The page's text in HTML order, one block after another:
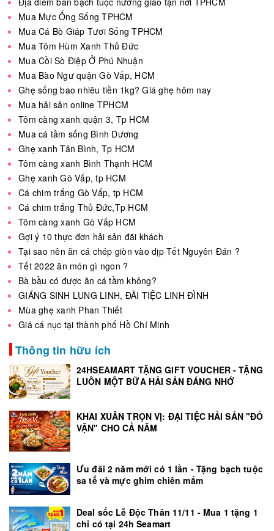
Mua Mực Ống Sống TPHCM
Mua Cá Bò Giáp Tươi Sống TPHCM
Mua Tôm Hùm Xanh Thủ Đức
Mua Cồi Sò Điệp Ở Phú Nhuận
Mua Bào Ngư quận Gò Vấp, HCM
Ghẹ sống bao nhiêu tiền 1kg? Giá ghẹ hôm nay
Mua hải sản online TPHCM
Tôm càng xanh quận 3, Tp HCM
Mua cá tầm sống Bình Dương
Ghẹ xanh Tân Bình, Tp HCM
Tôm càng xanh Bình Thạnh HCM
Ghẹ xanh Gò Vấp, tp HCM
Cá chim trắng Gò Vấp, tp HCM
Cá chim trắng Thủ Đức,Tp HCM
Tôm càng xanh Gò Vấp HCM
Gợi ý 10 thực đơn hải sản đãi khách
Tại sao nên ăn cá chép giòn vào dịp Tết Nguyên Đán ?
Tết 2022 ăn món gì ngon ?
Bà bầu có được ăn cá tầm không?
GIÁNG SINH LUNG LINH, ĐÃI TIỆC LINH ĐÌNH
Mùa ghẹ xanh Phan Thiết
Giá cá nục tại thành phố Hồ Chí Minh
Thông tin hữu ích
24HSEAMART TẶNG GIFT VOUCHER - TẶNG
LUÔN MỘT BỮA HẢI SẢN ĐÁNG NHỚ
KHAI XUÂN TRỌN VỊ: ĐẠI TIỆC HẢI SẢN "ĐỎ
VẬN" CHO CẢ NĂM
Ưu đãi 2 năm mới có 1 lần - Tặng bạch tuộc
sa tế và mực ghim chiên mắm
Deal sốc Lễ Độc Thân 11/11 - Mua 1 tặng 1
chỉ có tại 24h Seamart